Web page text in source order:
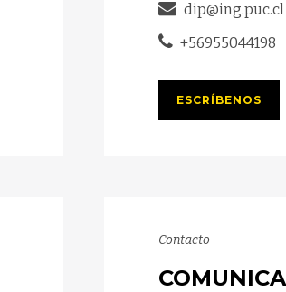
dip@ing.puc.cl
+56955044198
ESCRÍBENOS
Contacto